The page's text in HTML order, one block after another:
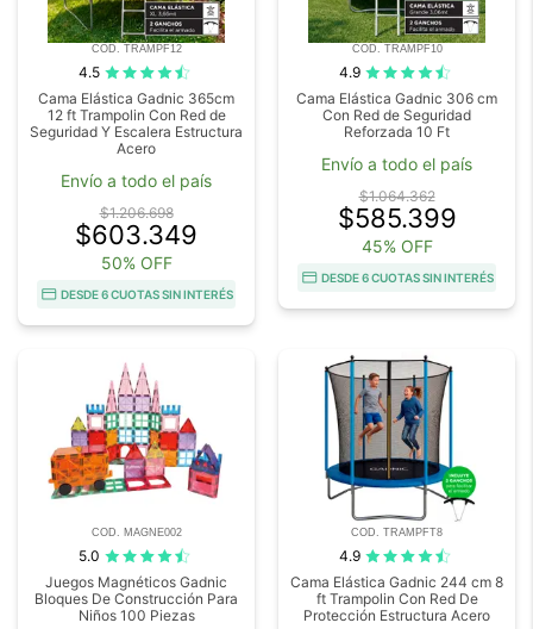
COD. TRAMPF12
4.5
Cama Elástica Gadnic 365cm
12 ft Trampolin Con Red de
Seguridad Y Escalera Estructura
Acero
Envío a todo el país
$1.206.698
$603.349
50% OFF
DESDE 6 CUOTAS SIN INTERÉS
COD. TRAMPF10
4.9
Cama Elástica Gadnic 306 cm
Con Red de Seguridad
Reforzada 10 Ft
Envío a todo el país
$1.064.362
$585.399
45% OFF
DESDE 6 CUOTAS SIN INTERÉS
COD. MAGNE002
5.0
Juegos Magnéticos Gadnic
Bloques De Construcción Para
Niños 100 Piezas
COD. TRAMPFT8
4.9
Cama Elástica Gadnic 244 cm 8
ft Trampolin Con Red De
Protección Estructura Acero